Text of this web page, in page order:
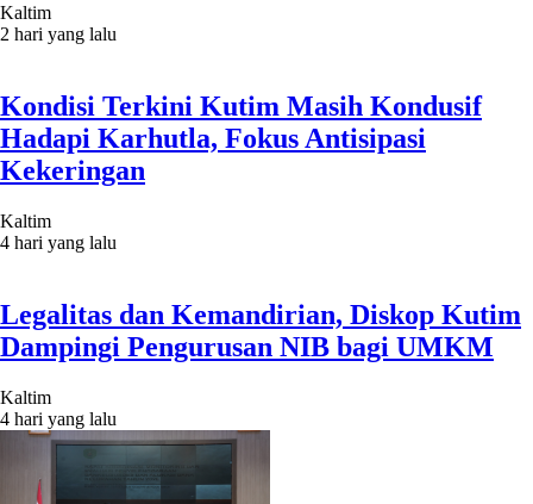
Kaltim
2 hari yang lalu
Kondisi Terkini Kutim Masih Kondusif
Hadapi Karhutla, Fokus Antisipasi
Kekeringan
Kaltim
4 hari yang lalu
Legalitas dan Kemandirian, Diskop Kutim
Dampingi Pengurusan NIB bagi UMKM
Kaltim
4 hari yang lalu